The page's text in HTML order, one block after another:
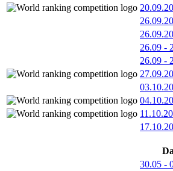
26.09 -
26.09 -
30.05 -